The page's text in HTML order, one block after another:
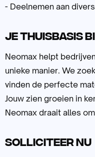
- Deelnemen aan
Je thuisbasis
Neomax helpt
unieke manier. We
vinden de perfecte
Jouw zien groeien in
Neomax draait alles
Solliciteer nu